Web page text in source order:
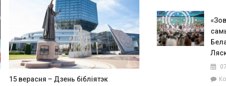
15 верасня – Дзень бібліятэк